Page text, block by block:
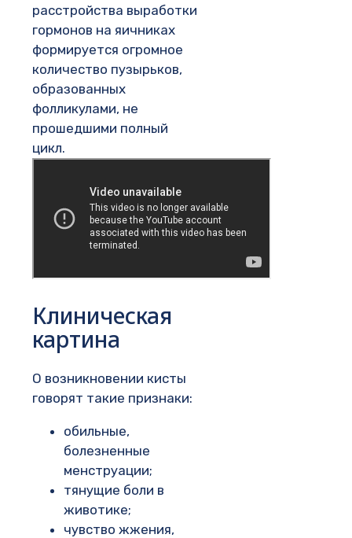
расстройства выработки
гормонов на яичниках
формируется огромное
количество пузырьков,
образованных
фолликулами, не
прошедшими полный
цикл.
Клиническая
картина
О возникновении кисты
говорят такие признаки:
обильные,
болезненные
менструации;
тянущие боли в
животике;
чувство жжения,